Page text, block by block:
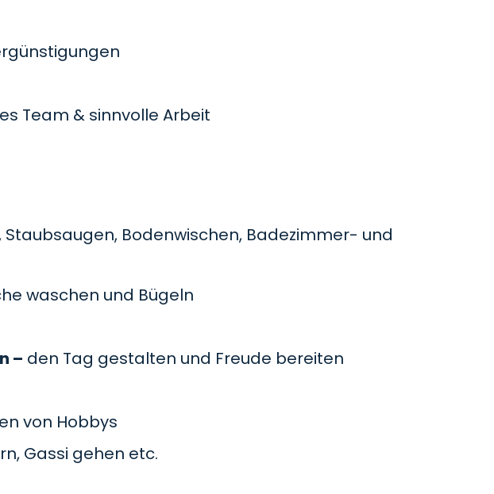
Team & sinnvolle Arbeit
Staubsaugen, Bodenwischen, Badezimmer- und
waschen und Bügeln
– den Tag gestalten und Freude bereiten
von Hobbys
Gassi gehen etc.